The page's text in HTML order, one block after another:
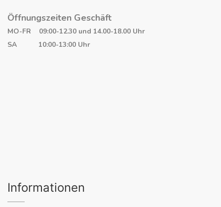
Öffnungszeiten Geschäft
MO-FR 09:00-12.30 und 14.00-18.00 Uhr
SA 10:00-13:00 Uhr
Informationen